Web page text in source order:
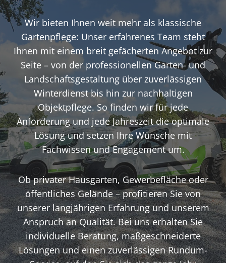
Wir bieten Ihnen weit mehr als klassische
Gartenpflege: Unser erfahrenes Team steht
Ihnen mit einem breit gefächerten Angebot zur
Seite – von der professionellen Garten- und
Landschaftsgestaltung über zuverlässigen
Winterdienst bis hin zur nachhaltigen
Objektpflege. So finden wir für jede
Anforderung und jede Jahreszeit die optimale
Lösung und setzen Ihre Wünsche mit
Fachwissen und Engagement um.
Ob privater Hausgarten, Gewerbefläche oder
öffentliches Gelände – profitieren Sie von
unserer langjährigen Erfahrung und unserem
Anspruch an Qualität. Bei uns erhalten Sie
individuelle Beratung, maßgeschneiderte
Lösungen und einen zuverlässigen Rundum-